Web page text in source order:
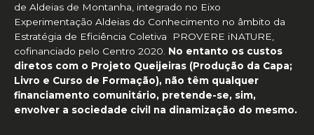
de Aldeias de Montanha, integrado no Eixo
Experimentação Aldeias do Conhecimento no âmbito da
Estratégia de Eficiência Coletiva PROVERE iNATURE,
cofinanciado pelo Centro 2020. No entanto os custos
diretos com o Projeto Queijeiras (Produção da Capa;
Livro e Curso de Formação), não têm qualquer
financiamento comunitário, pretende-se, sim,
envolver a sociedade civil na dinamização do mesmo.